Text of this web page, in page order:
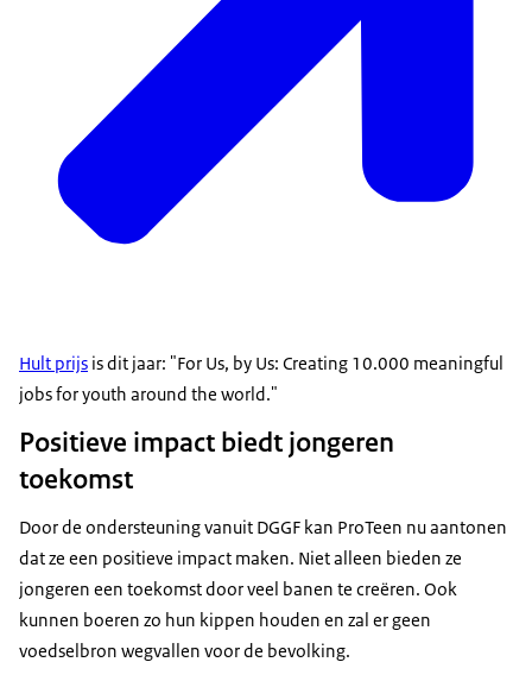
Hult prijs is dit jaar: "For Us, by Us: Creating 10.000 meaningful
jobs for youth around the world."
Positieve impact biedt jongeren
toekomst
Door de ondersteuning vanuit DGGF kan ProTeen nu aantonen
dat ze een positieve impact maken. Niet alleen bieden ze
jongeren een toekomst door veel banen te creëren. Ook
kunnen boeren zo hun kippen houden en zal er geen
voedselbron wegvallen voor de bevolking.